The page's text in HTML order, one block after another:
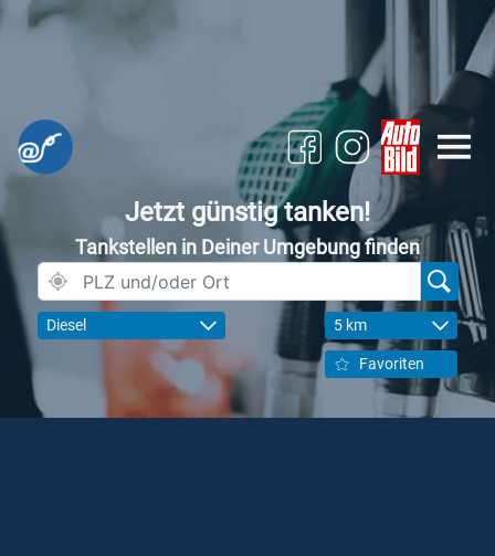
Jetzt günstig tanken!
Tankstellen in Deiner Umgebung finden
Diesel 5 km
Favoriten